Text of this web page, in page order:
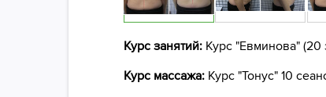
Курс занятий: Курс "Евминова" (20
Курс массажа: Курс "Тонус" 10